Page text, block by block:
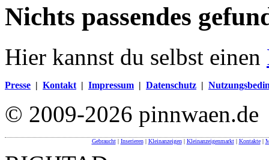
Nichts passendes
Hier kannst du selbst einen
Presse | Kontakt | Impressum | Datenschutz |
© 2009-2026 pinnwaen.de
Gebraucht| Inserieren| Kleinanzeigen| Kleinanzeigenmarkt| Kontakte|